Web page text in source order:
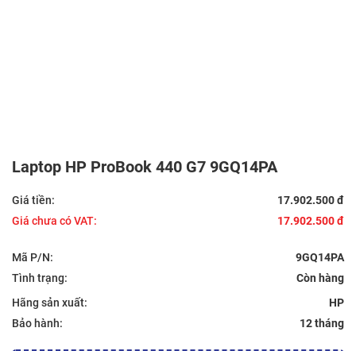
Laptop HP ProBook 440 G7 9GQ14PA
Giá tiền:
17.902.500 đ
Giá chưa có VAT:
17.902.500 đ
Mã P/N:
9GQ14PA
Tình trạng:
Hãng sản xuất:
HP
Bảo hành:
12 tháng